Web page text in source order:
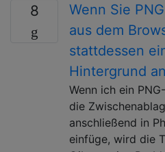
8
Wenn Sie
aus dem
stattdessen
Hintergrund
Wenn ich ein
die
anschließend in
einfüge, wird die